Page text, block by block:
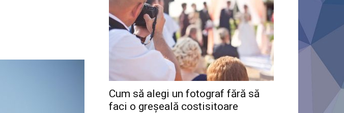
Cum să alegi un fotograf fără să
faci o greșeală costisitoare